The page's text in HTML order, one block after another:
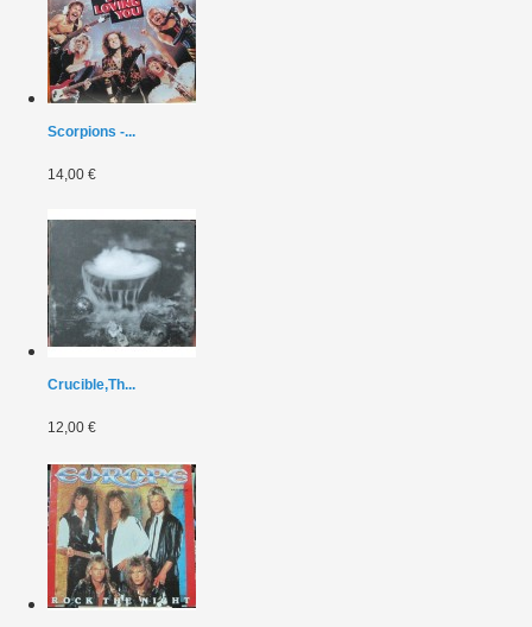
Scorpions -...
14,00 €
Crucible,Th...
12,00 €